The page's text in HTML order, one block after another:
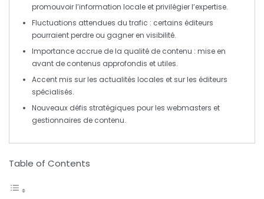
promouvoir l’information locale et privilégier l’expertise.
Fluctuations attendues du trafic : certains éditeurs
pourraient perdre ou gagner en visibilité.
Importance accrue de la qualité de contenu : mise en
avant de contenus approfondis et utiles.
Accent mis sur les actualités locales et sur les éditeurs
spécialisés.
Nouveaux défis stratégiques pour les webmasters et
gestionnaires de contenu.
Table of Contents